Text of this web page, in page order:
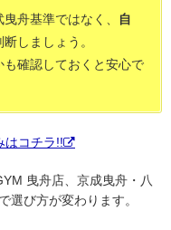
舟基準ではなく、
自
断しましょう。
確認しておくと安心で
はコチラ!!
曳舟店、京成曳舟・八
選び方が変わります。